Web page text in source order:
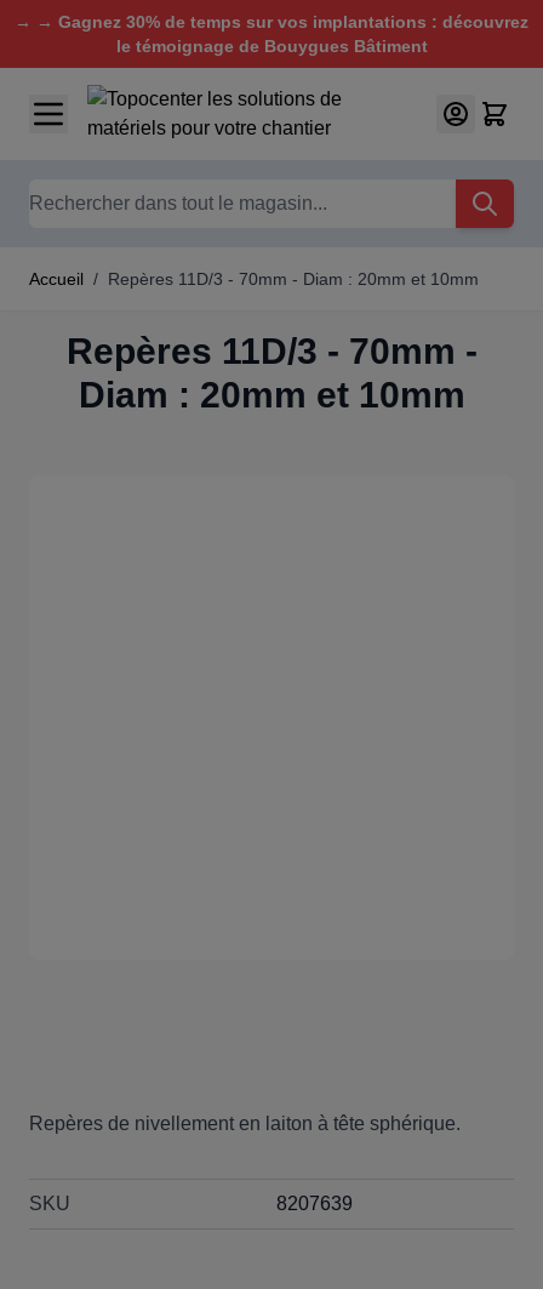
→ → Gagnez 30% de temps sur vos implantations : découvrez
le témoignage de Bouygues Bâtiment
Aller au contenu
Chercher
Accueil / Repères 11D/3 - 70mm - Diam : 20mm et 10mm
Repères 11D/3 - 70mm -
Diam : 20mm et 10mm
Repères de nivellement en laiton à tête sphérique.
SKU 8207639